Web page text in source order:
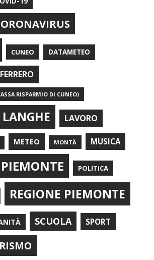
CUNEO DATAMETEO
FERRERO
RISPARMIO DI CUNEO)
LANGHE LAVORO
METEO MONTÀ MUSICA
PIEMONTE POLITICA
REGIONE PIEMONTE
SCUOLA SPORT